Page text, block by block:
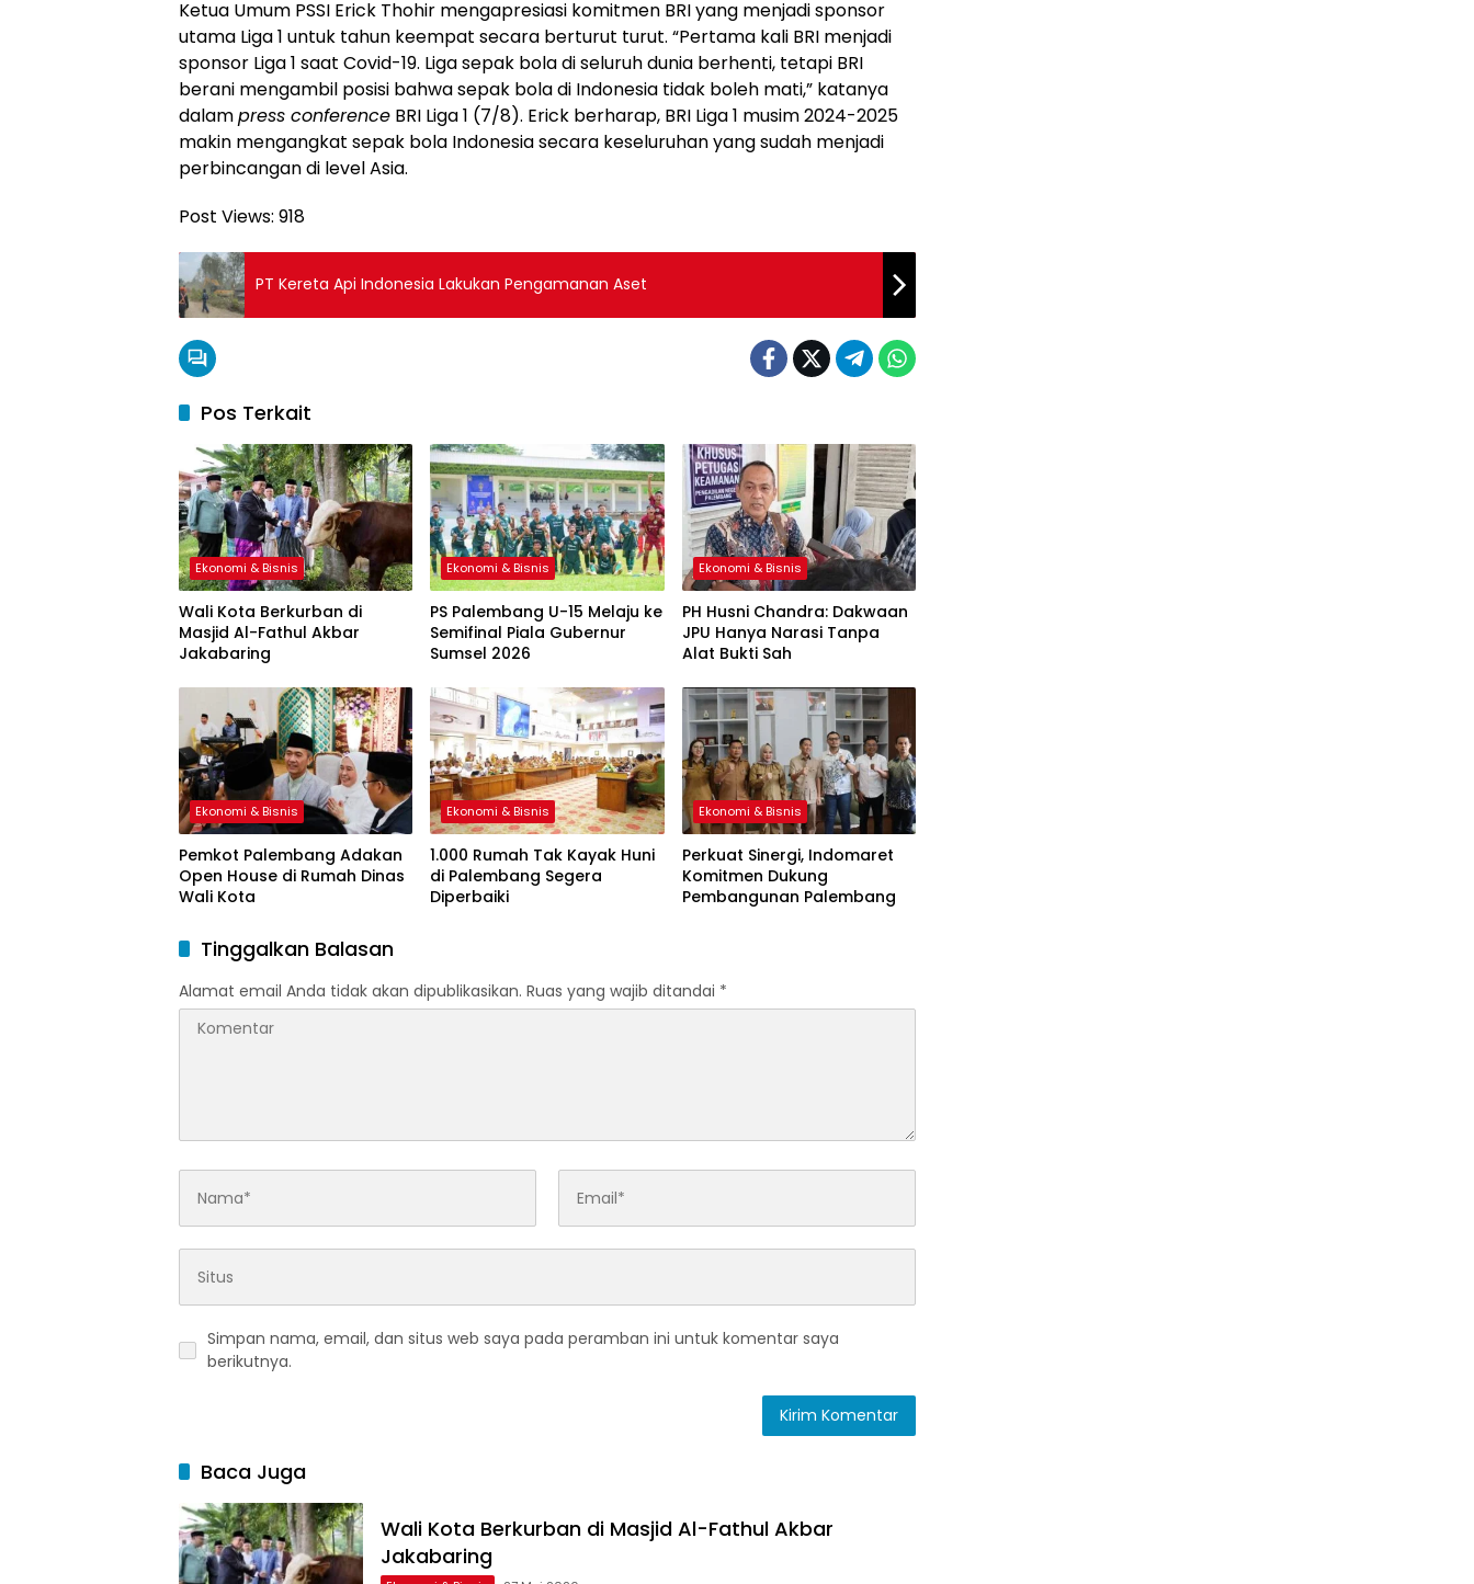
Ketua Umum PSSI Erick Thohir mengapresiasi komitmen BRI yang menjadi sponsor
utama Liga 1 untuk tahun keempat secara berturut turut. “Pertama kali BRI menjadi
sponsor Liga 1 saat Covid-19. Liga sepak bola di seluruh dunia berhenti, tetapi BRI
berani mengambil posisi bahwa sepak bola di Indonesia tidak boleh mati,” katanya
dalampress conference BRI Liga 1 (7/8). Erick berharap, BRI Liga 1 musim 2024-2025
makin mengangkat sepak bola Indonesia secara keseluruhan yang sudah menjadi
perbincangan di level Asia.
Post Views: 918
PT Kereta Api Indonesia Lakukan Pengamanan Aset
Pos Terkait
Ekonomi & Bisnis
Wali Kota Berkurban di
Masjid Al-Fathul Akbar
Jakabaring
Ekonomi & Bisnis
PS Palembang U-15 Melaju ke
Semifinal Piala Gubernur
Sumsel 2026
Ekonomi & Bisnis
PH Husni Chandra: Dakwaan
JPU Hanya Narasi Tanpa
Alat Bukti Sah
Ekonomi & Bisnis
Pemkot Palembang Adakan
Open House di Rumah Dinas
Wali Kota
Ekonomi & Bisnis
1.000 Rumah Tak Kayak Huni
di Palembang Segera
Diperbaiki
Ekonomi & Bisnis
Perkuat Sinergi, Indomaret
Komitmen Dukung
Pembangunan Palembang
Tinggalkan Balasan
Alamat email Anda tidak akan dipublikasikan. Ruas yang wajib ditandai *
Simpan nama, email, dan situs web saya pada peramban ini untuk komentar saya
berikutnya.
Baca Juga
Wali Kota Berkurban di Masjid Al-Fathul Akbar
Jakabaring